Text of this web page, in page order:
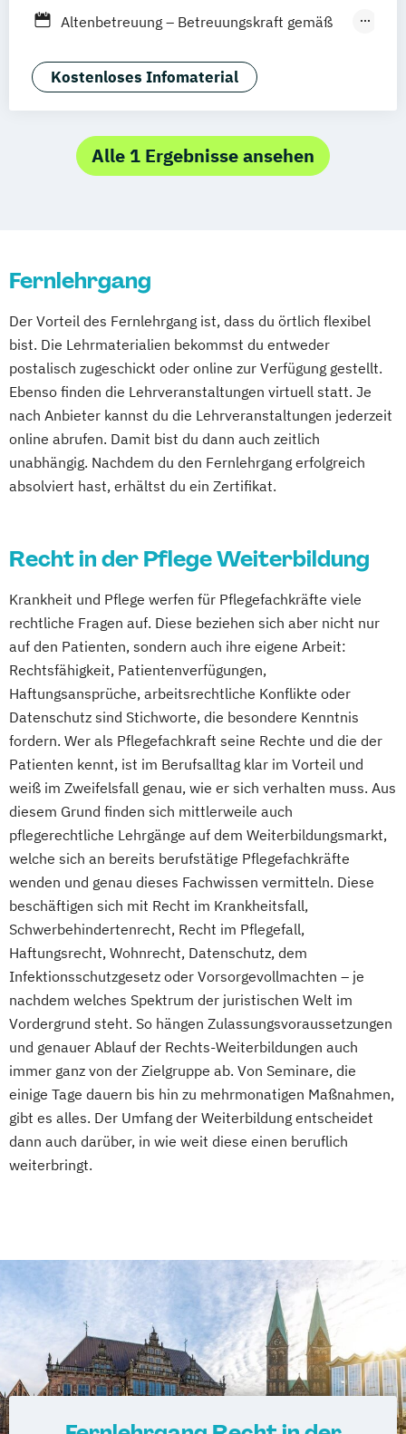
Altenbetreuung – Betreuungskraft gemäß
53b SGB XI Altenpflegemanagement
Aromatherapie
Ehrenamtliche
Fachkraft in der häuslichen Pflege
XI
SGB XI
Geprüfter Präventionsberater*in &
Gesundheitscoach
Medizinische Assistance
begleiten
Palliativbegleiter/in
Praxismanagement
Wohnbereichsleitung
Kostenloses Infomaterial
Alle 1 Ergebnisse ansehen
Fernlehrgang
Der Vorteil des Fernlehrgang ist, dass du örtlich flexibel
bist. Die Lehrmaterialien bekommst du entweder
postalisch zugeschickt oder online zur Verfügung gestellt.
Ebenso finden die Lehrveranstaltungen virtuell statt. Je
nach Anbieter kannst du die Lehrveranstaltungen jederzeit
online abrufen. Damit bist du dann auch zeitlich
unabhängig. Nachdem du den Fernlehrgang erfolgreich
absolviert hast, erhältst du ein Zertifikat.
Recht in der Pflege Weiterbildung
Krankheit und Pflege werfen für Pflegefachkräfte viele
rechtliche Fragen auf. Diese beziehen sich aber nicht nur
auf den Patienten, sondern auch ihre eigene Arbeit:
Rechtsfähigkeit, Patientenverfügungen,
Haftungsansprüche, arbeitsrechtliche Konflikte oder
Datenschutz sind Stichworte, die besondere Kenntnis
fordern. Wer als Pflegefachkraft seine Rechte und die der
Patienten kennt, ist im Berufsalltag klar im Vorteil und
weiß im Zweifelsfall genau, wie er sich verhalten muss. Aus
diesem Grund finden sich mittlerweile auch
pflegerechtliche Lehrgänge auf dem Weiterbildungsmarkt,
welche sich an bereits berufstätige Pflegefachkräfte
wenden und genau dieses Fachwissen vermitteln. Diese
beschäftigen sich mit Recht im Krankheitsfall,
Schwerbehindertenrecht, Recht im Pflegefall,
Haftungsrecht, Wohnrecht, Datenschutz, dem
Infektionsschutzgesetz oder Vorsorgevollmachten – je
nachdem welches Spektrum der juristischen Welt im
Vordergrund steht. So hängen Zulassungsvoraussetzungen
und genauer Ablauf der Rechts-Weiterbildungen auch
immer ganz von der Zielgruppe ab. Von Seminare, die
einige Tage dauern bis hin zu mehrmonatigen Maßnahmen,
gibt es alles. Der Umfang der Weiterbildung entscheidet
dann auch darüber, in wie weit diese einen beruflich
weiterbringt.